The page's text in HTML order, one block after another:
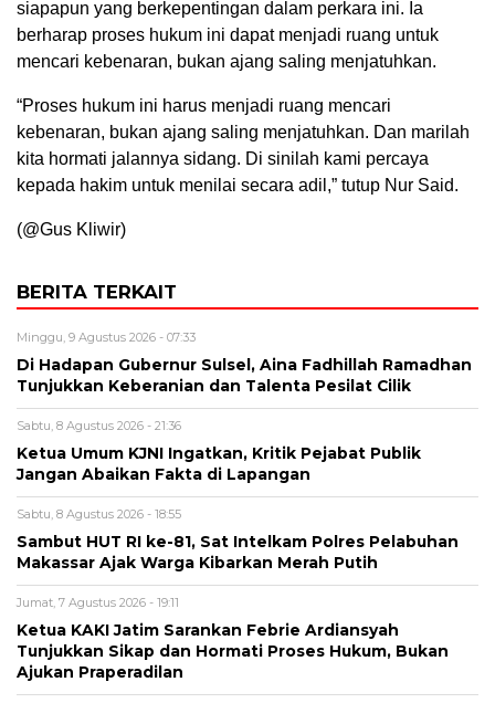
siapapun yang berkepentingan dalam perkara ini. Ia
berharap proses hukum ini dapat menjadi ruang untuk
mencari kebenaran, bukan ajang saling menjatuhkan.
“Proses hukum ini harus menjadi ruang mencari
kebenaran, bukan ajang saling menjatuhkan. Dan marilah
kita hormati jalannya sidang. Di sinilah kami percaya
kepada hakim untuk menilai secara adil,” tutup Nur Said.
(@Gus Kliwir)
BERITA TERKAIT
Minggu, 9 Agustus 2026 - 07:33
Di Hadapan Gubernur Sulsel, Aina Fadhillah Ramadhan
Tunjukkan Keberanian dan Talenta Pesilat Cilik
Sabtu, 8 Agustus 2026 - 21:36
Ketua Umum KJNI Ingatkan, Kritik Pejabat Publik
Jangan Abaikan Fakta di Lapangan
Sabtu, 8 Agustus 2026 - 18:55
Sambut HUT RI ke-81, Sat Intelkam Polres Pelabuhan
Makassar Ajak Warga Kibarkan Merah Putih
Jumat, 7 Agustus 2026 - 19:11
Ketua KAKI Jatim Sarankan Febrie Ardiansyah
Tunjukkan Sikap dan Hormati Proses Hukum, Bukan
Ajukan Praperadilan